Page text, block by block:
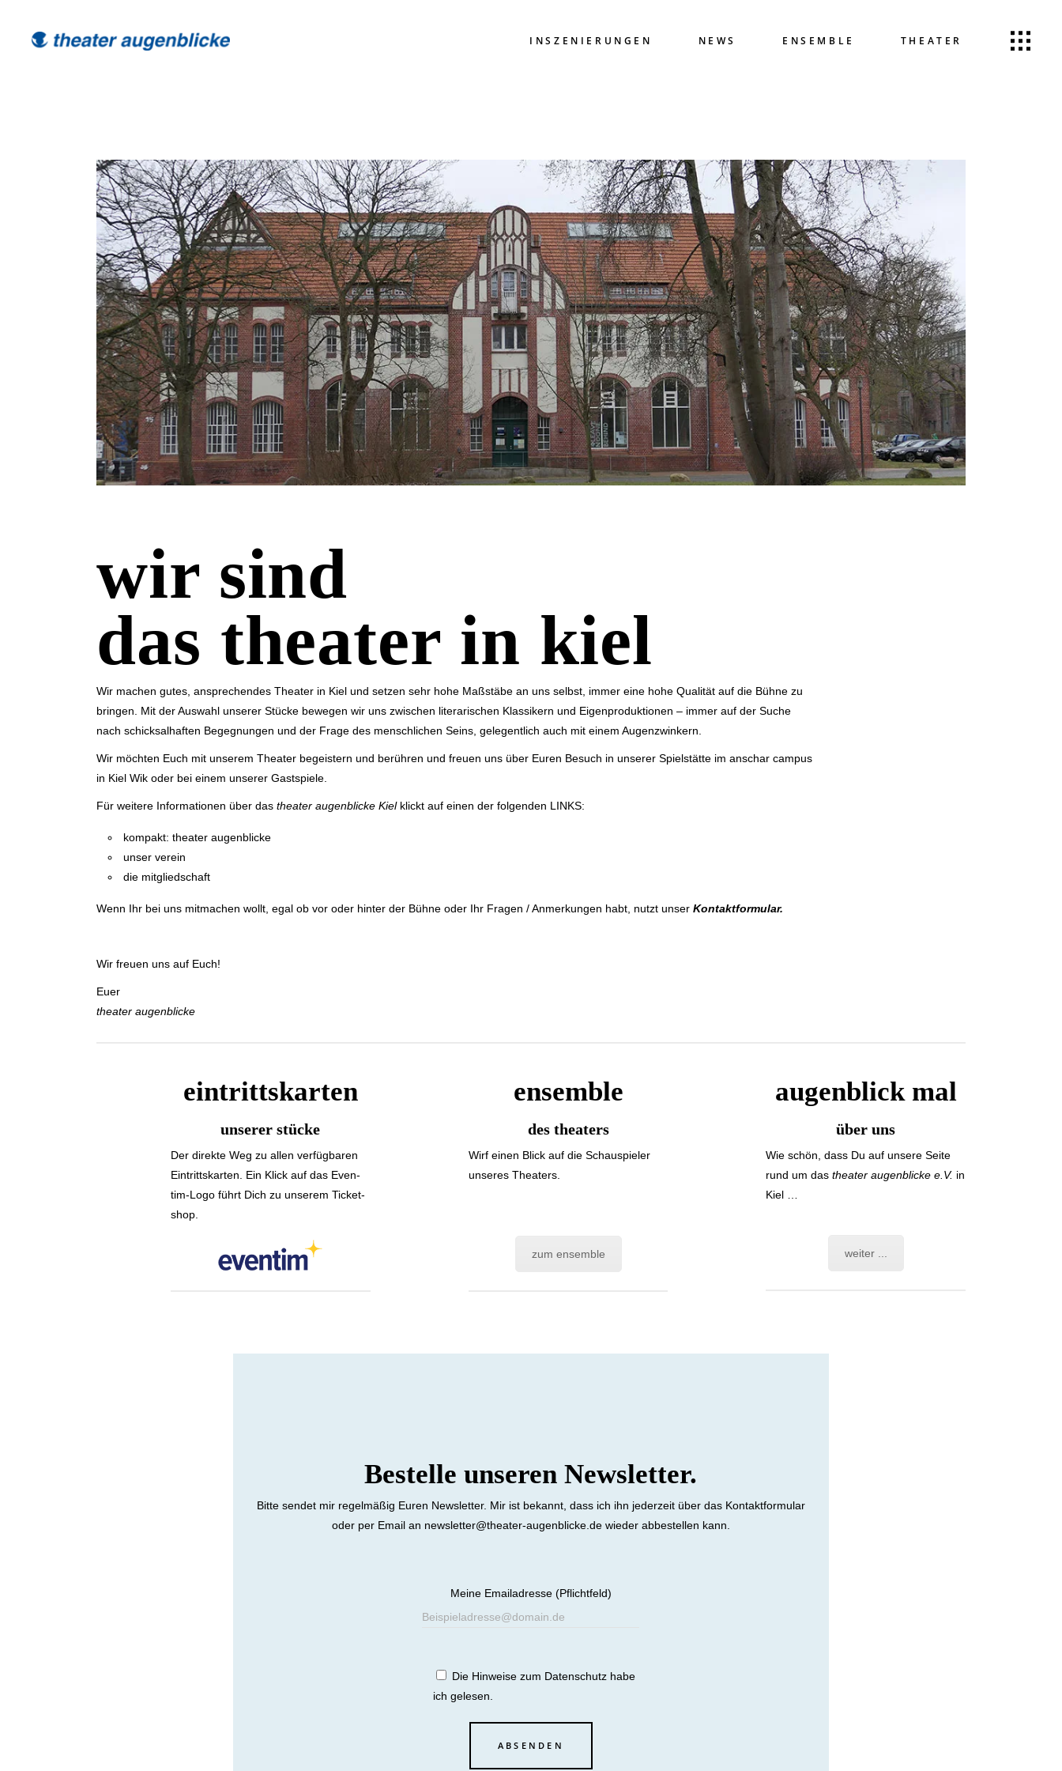
INSZENIERUNGEN NEWS ENSEMBLE THEATER
wir sind
das theater in kiel
Wir machen gutes, an­sprechen­des Theater in Kiel und setzen sehr hohe Maßstäbe an uns selbst, im­mer eine hohe Qualität auf die Bühne zu
brin­gen. Mit der Aus­wahl unserer Stücke be­we­gen wir uns zwischen li­te­ra­risch­en Klassikern und Eigen­pro­duk­tion­en – immer auf der Suche
nach schick­sal­haf­ten Be­geg­nungen und der Fra­ge des mensch­lichen Seins, ge­le­gent­lich auch mit einem Augen­zwin­kern.
Wir möchten Euch mit unserem Theater be­geis­tern und be­rüh­ren und freu­en uns über Euren Be­such in unserer Spiel­­stät­te im an­schar cam­pus
in Kiel Wik oder bei einem unserer Gast­­spie­le.
Für weitere In­for­­mationen über das theater augen­blicke Kielklickt auf einen der folgenden LINKS:
kompakt: theater augenblicke
unser verein
die mitgliedschaft
Wenn Ihr bei uns mit­machen wollt, egal ob vor oder hinter der Bühne oder Ihr Fra­gen / An­merkungen habt, nutzt unser Kontaktformular.
Wir freuen uns auf Euch!
Euer
theater augenblicke
eintrittskarten
unserer stücke
Der di­rekte Weg zu allen ver­füg­ba­ren
Eintritts­kar­ten. Ein Klick auf das Even­
tim-Logo führt Dich zu unserem Ticket­
shop.
ensemble
des theaters
Wirf einen Blick auf die Schau­spie­ler
unseres Thea­ters.
zum ensemble
augenblick mal
über uns
Wie schön, dass Du auf unsere Se­ite
rund um dasthe­ater augen­blicke e.V. in
Kiel …
weiter ...
Bestelle unseren Newsletter.
Bitte sendet mir regelmäßig Euren Newsletter. Mir ist bekannt, dass ich ihn jederzeit über das Kontaktformular
oder per Email an newsletter@theater-augenblicke.de wieder abbestellen kann.
Meine Emailadresse (Pflichtfeld)
Die Hinweise zum Datenschutz habe
ich gelesen.